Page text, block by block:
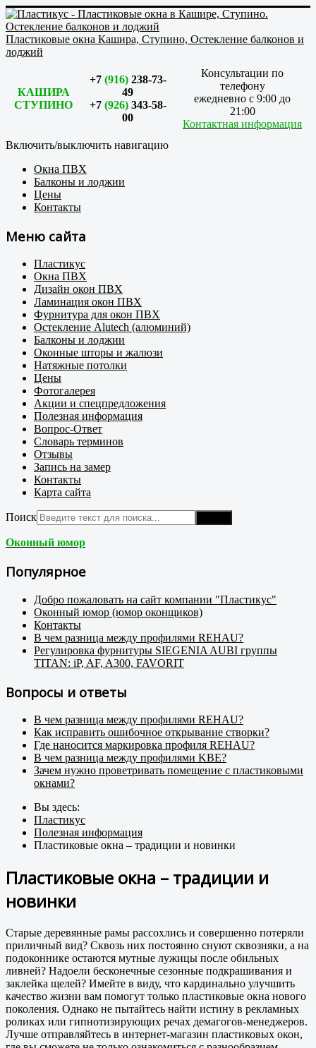
Пластиковые окна Кашира, Ступино, Остекление балконов и
лоджий
КАШИРА
СТУПИНО
+7 (916)238-73-
49
+7 (926)343-58-
00
Консультации по
телефону
ежедневно с 9:00 до
21:00
Контактная информация
Включить/выключить навигацию
Окна ПВХ
Балконы и лоджии
Цены
Контакты
Меню сайта
Пластикус
Окна ПВХ
Дизайн окон ПВХ
Ламинация окон ПВХ
Фурнитура для окон ПВХ
Остекление Alutech (алюминий)
Балконы и лоджии
Оконные шторы и жалюзи
Натяжные потолки
Цены
Фотогалерея
Акции и спецпредложения
Полезная информация
Вопрос-Ответ
Словарь терминов
Отзывы
Запись на замер
Контакты
Карта сайта
Поиск
Оконный юмор
Популярное
Добро пожаловать на сайт компании "Пластикус"
Оконный юмор (юмор оконщиков)
Контакты
В чем разница между профилями REHAU?
Регулировка фурнитуры SIEGENIA AUBI группы
TITAN: iP, AF, A300, FAVORIT
Вопросы и ответы
В чем разница между профилями REHAU?
Как исправить ошибочное открывание створки?
Где наносится маркировка профиля REHAU?
В чем разница между профилями KBE?
Зачем нужно проветривать помещение с пластиковыми
окнами?
Вы здесь:
Пластикус
Полезная информация
Пластиковые окна – традиции и новинки
Пластиковые окна – традиции и
новинки
Старые деревянные рамы рассохлись и совершенно потеряли
приличный вид? Сквозь них постоянно снуют сквозняки, а на
подоконнике остаются мутные лужицы после обильных
ливней? Надоели бесконечные сезонные подкрашивания и
заклейка щелей? Имейте в виду, что кардинально улучшить
качество жизни вам помогут только пластиковые окна нового
поколения. Однако не пытайтесь найти истину в рекламных
роликах или гипнотизирующих речах демагогов-менеджеров.
Лучше отправляйтесь в интернет-магазин пластиковых окон,